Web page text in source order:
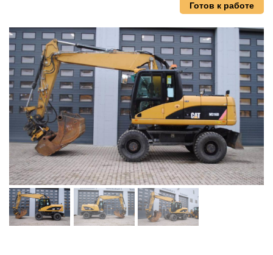
Готов к работе